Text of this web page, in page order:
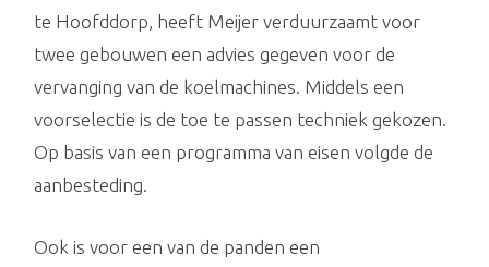
te Hoofddorp, heeft Meijer verduurzaamt voor
twee gebouwen een advies gegeven voor de
vervanging van de koelmachines. Middels een
voorselectie is de toe te passen techniek gekozen.
Op basis van een programma van eisen volgde de
aanbesteding.
Ook is voor een van de panden een